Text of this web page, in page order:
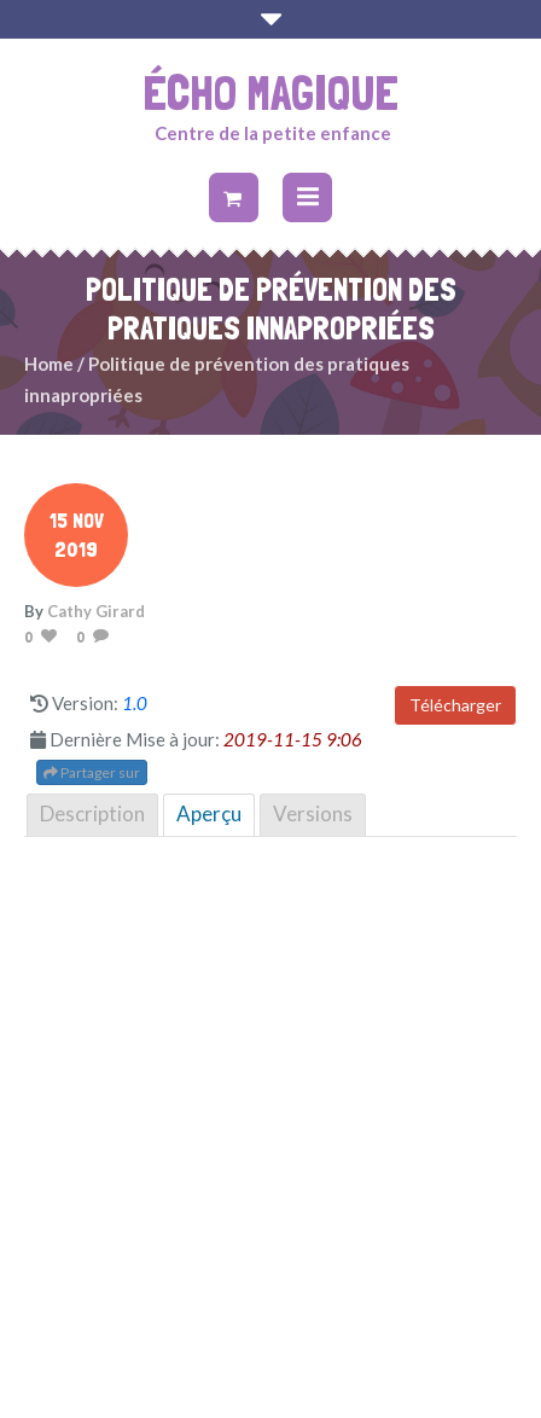
ÉCHO MAGIQUE
Centre de la petite enfance
POLITIQUE DE PRÉVENTION DES
PRATIQUES INNAPROPRIÉES
Home/ Politique de prévention des pratiques
innapropriées
15 NOV
2019
By Cathy Girard
0
0
Télécharger
Version: 1.0
Dernière Mise à jour: 2019-11-15 9:06
Partager sur
Description Aperçu Versions